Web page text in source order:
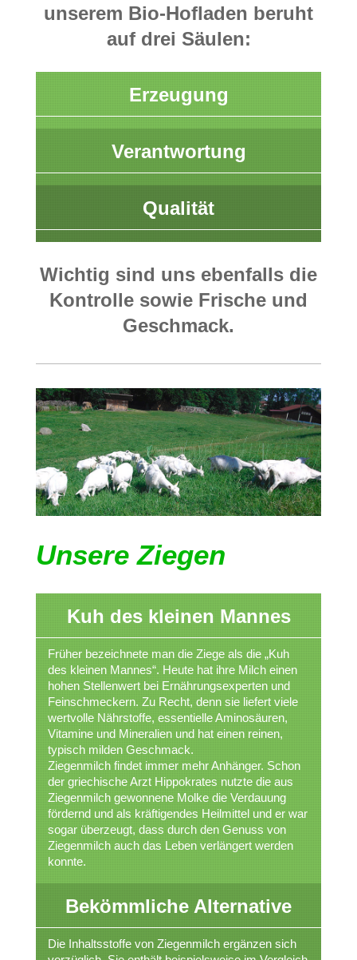
unserem Bio-Hofladen beruht
auf drei Säulen:
Erzeugung
Verantwortung
Qualität
Wichtig sind uns ebenfalls die
Kontrolle sowie Frische und
Geschmack.
Unsere Ziegen
Kuh des kleinen Mannes
Früher bezeichnete man die Ziege als die „Kuh
des kleinen Mannes“. Heute hat ihre Milch einen
hohen Stellenwert bei Ernährungsexperten und
Feinschmeckern. Zu Recht, denn sie liefert viele
wertvolle Nährstoffe, essentielle Aminosäuren,
Vitamine und Mineralien und hat einen reinen,
typisch milden Geschmack.
Ziegenmilch findet immer mehr Anhänger. Schon
der griechische Arzt Hippokrates nutzte die aus
Ziegenmilch gewonnene Molke die Verdauung
fördernd und als kräftigendes Heilmittel und er war
sogar überzeugt, dass durch den Genuss von
Ziegenmilch auch das Leben verlängert werden
konnte.
Bekömmliche Alternative
Die Inhaltsstoffe von Ziegenmilch ergänzen sich